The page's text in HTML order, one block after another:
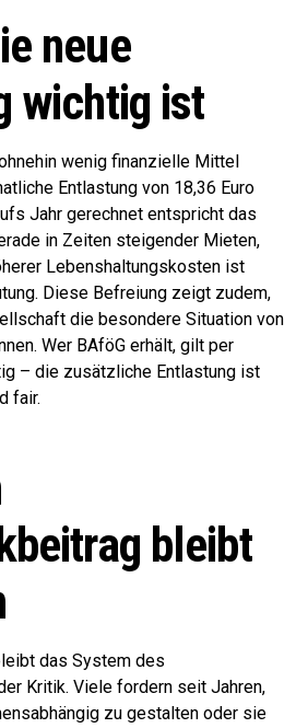
neue
wichtig ist
wenig finanzielle Mittel
Entlastung von 18,36 Euro
Jahr gerechnet entspricht das
in Zeiten steigender Mieten,
Lebenshaltungskosten ist
Diese Befreiung zeigt zudem,
die besondere Situation von
Wer BAföG erhält, gilt per
– die zusätzliche Entlastung ist
fair.
bleibt
das System des
Kritik. Viele fordern seit Jahren,
zu gestalten oder sie